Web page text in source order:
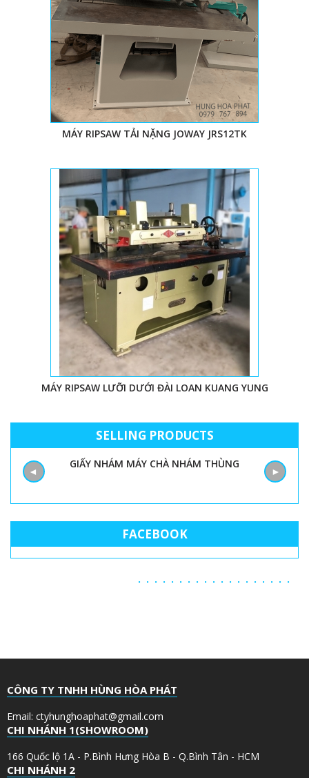
MÁY RIPSAW TẢI NẶNG JOWAY JRS12TK
MÁY RIPSAW LƯỠI DƯỚI ĐÀI LOAN KUANG YUNG
SELLING PRODUCTS
GIẤY NHÁM MÁY CHÀ NHÁM THÙNG
◄ ►
FACEBOOK
CÔNG TY TNHH HÙNG HÒA PHÁT
Email: ctyhunghoaphat@gmail.com
CHI NHÁNH 1(SHOWROOM)
166 Quốc lộ 1A - P.Bình Hưng Hòa B - Q.Bình Tân - HCM
CHI NHÁNH 2